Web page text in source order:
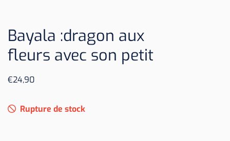
Bayala :dragon aux
fleurs avec son petit
€24,90
Rupture de stock